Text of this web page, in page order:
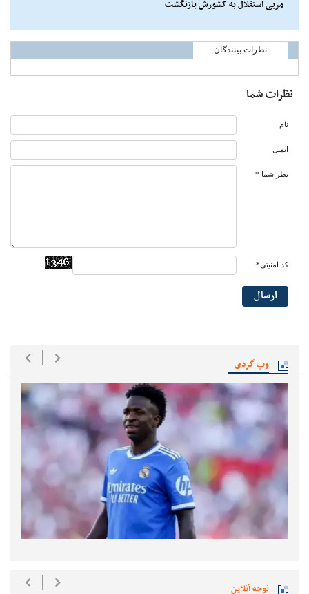
وب گردی
نوحه آنلاین
مربی استقلال به کشورش بازنگشت
نظرات بینندگان
نظرات شما
نام
ایمیل
نظر شما *
کد امنیتی*
ارسال